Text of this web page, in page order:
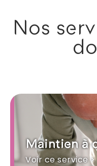
Nos
Maintien à
Voir ce service >